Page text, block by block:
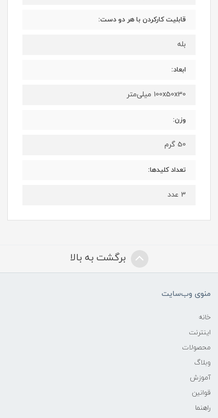
قابلیت کارکردن با هر دو دست:
بله
ابعاد:
100x50x30 میلی‌متر
وزن:
50 گرم
تعداد کلیدها:
3 عدد
برگشت به بالا
منوی وب‌سایت
خانه
اینترنت
محصولات
وبلاگ
آموزش
قوانین
راهنما